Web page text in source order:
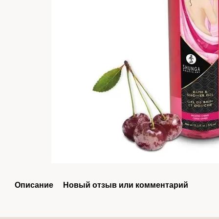
Описание Новый отзыв или комментарий